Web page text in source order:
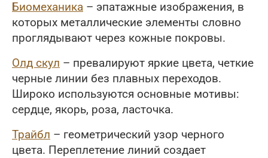
Биомеханика – эпатажные изображения, в
которых металлические элементы словно
проглядывают через кожные покровы.
Олд скул – превалируют яркие цвета, четкие
черные линии без плавных переходов.
Широко используются основные мотивы:
сердце, якорь, роза, ласточка.
Трайбл – геометрический узор черного
цвета. Переплетение линий создает